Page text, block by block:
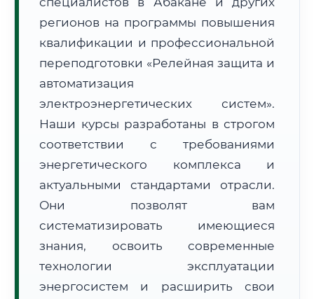
Расчет логистики оригиналов:
• Маршрут транзита:~569 км
• Экспресс-доставка СДЭК / Почтой:
1–2 рабочих дня
регионов на программы повышения
квалификации и профессиональной
переподготовки «Релейная защита и
автоматизация
электроэнергетических систем».
Наши курсы разработаны в строгом
соответствии с требованиями
энергетического комплекса и
актуальными стандартами отрасли.
Они позволят вам
систематизировать имеющиеся
знания, освоить современные
технологии эксплуатации
энергосистем и расширить свои